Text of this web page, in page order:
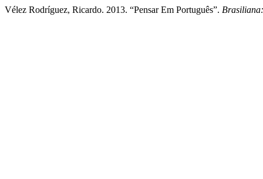
Vélez Rodríguez, Ricardo. 2013. “Pensar Em Português”.